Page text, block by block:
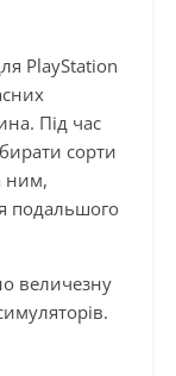
PlayStation
Під час
сорти
ним,
подальшого
величезну